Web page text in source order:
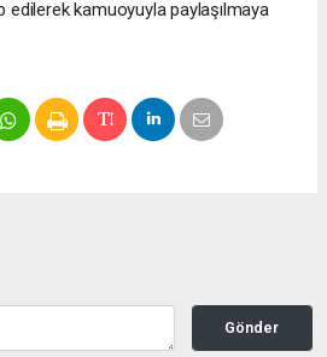
edilerek kamuoyuyla paylaşılmaya
Gönder